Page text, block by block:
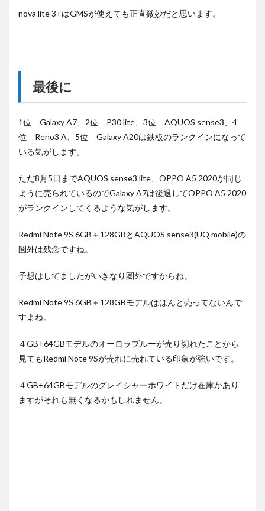
nova lite 3+はGMSが使えても正直微妙だと思います。
最後に
1位 Galaxy A7、2位 P30 lite、3位 AQUOS sense3、4
位 Reno3 A、5位 Galaxy A20は鉄板のランクインになって
いる気がします。
ただ8月5日までAQUOS sense3 lite、OPPO A5 2020が同じ
ように売られているのでGalaxy A7は後退してOPPO A5 2020
がランクインしてくるような気がします。
Redmi Note 9S 6GB＋128GBとAQUOS sense3(UQ mobile)の
圏外は残念ですね。
予想はしてましたがいきなり圏外ですからね。
Redmi Note 9S 6GB＋128GBモデルはほんと売ってないんで
すよね。
４GB+64GBモデルのオーロラブルーが売り切れたことから
見てもRedmi Note 9Sが売れに売れている印象が強いです。
４GB+64GBモデルのグレイシャーホワイトだけ在庫があり
ますがそれも無くなるかもしれません。